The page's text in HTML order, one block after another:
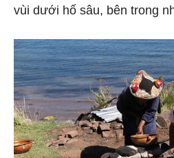
vùi dưới hố sâu, bên trong